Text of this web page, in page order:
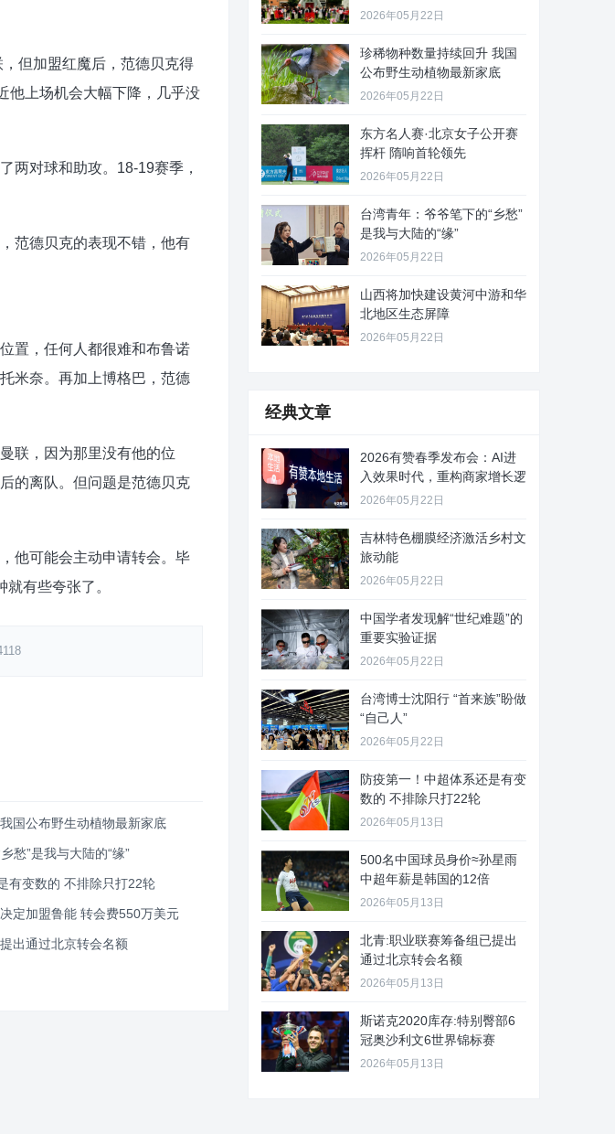
但加盟红魔后，范德贝克得
他上场机会大幅下降，几乎没
两对球和助攻。18-19赛季，
范德贝克的表现不错，他有
置，任何人都很难和布鲁诺
米奈。再加上博格巴，范德
联，因为那里没有他的位
的离队。但问题是范德贝克
他可能会主动申请转会。毕
有些夸张了。
国公布野生动植物最新家底
愁”是我与大陆的“缘”
有变数的 不排除只打22轮
定加盟鲁能 转会费550万美元
出通过北京转会名额
2026年05月22日
珍稀物种数量持续回升 我国
公布野生动植物最新家底
2026年05月22日
东方名人赛·北京女子公开赛
挥杆 隋响首轮领先
2026年05月22日
台湾青年：爷爷笔下的“乡愁”
是我与大陆的“缘”
2026年05月22日
山西将加快建设黄河中游和华
北地区生态屏障
2026年05月22日
经典文章
2026有赞春季发布会：AI进
入效果时代，重构商家增长逻
2026年05月22日
吉林特色棚膜经济激活乡村文
旅动能
2026年05月22日
中国学者发现解“世纪难题”的
重要实验证据
2026年05月22日
台湾博士沈阳行 “首来族”盼做
“自己人”
2026年05月22日
防疫第一！中超体系还是有变
数的 不排除只打22轮
2026年05月13日
500名中国球员身价≈孙星雨
中超年薪是韩国的12倍
2026年05月13日
北青:职业联赛筹备组已提出
通过北京转会名额
2026年05月13日
斯诺克2020库存:特别臀部6
冠奥沙利文6世界锦标赛
2026年05月13日